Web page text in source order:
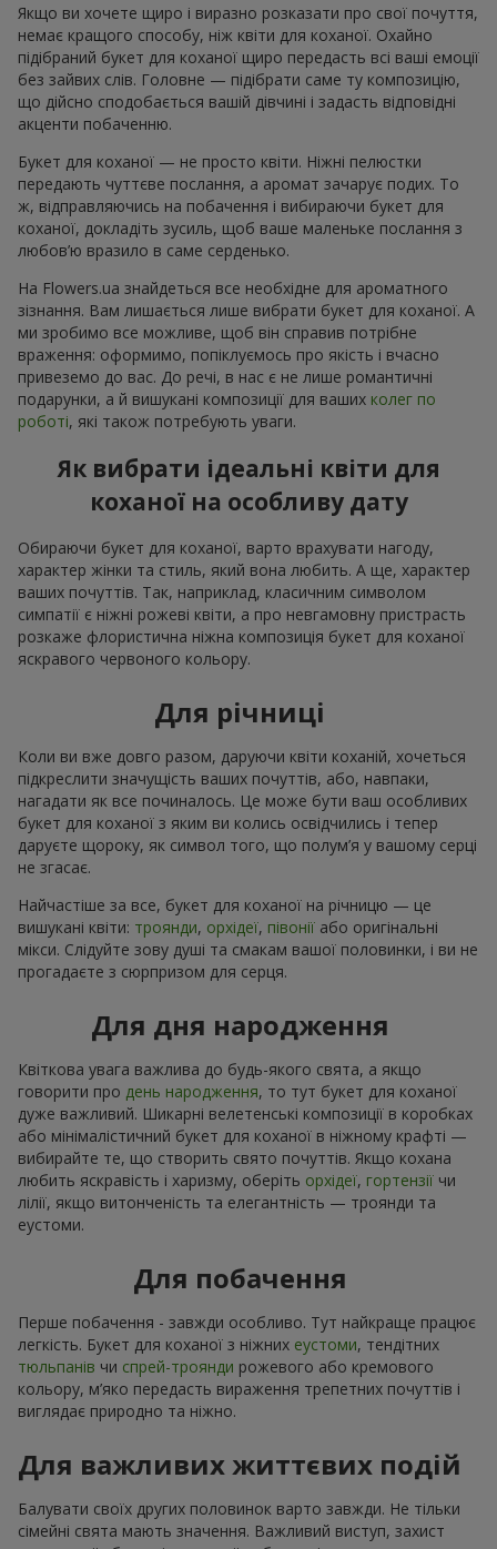
Якщо ви хочете щиро і виразно розказати про свої почуття,
немає кращого способу, ніж квіти для коханої. Охайно
підібраний букет для коханої щиро передасть всі ваші емоції
без зайвих слів. Головне — підібрати саме ту композицію,
що дійсно сподобається вашій дівчині і задасть відповідні
акценти побаченню.
Букет для коханої — не просто квіти. Ніжні пелюстки
передають чуттєве послання, а аромат зачарує подих. То
ж, відправляючись на побачення і вибираючи букет для
коханої, докладіть зусиль, щоб ваше маленьке послання з
любов’ю вразило в саме серденько.
На Flowers.ua знайдеться все необхідне для ароматного
зізнання. Вам лишається лише вибрати букет для коханої. А
ми зробимо все можливе, щоб він справив потрібне
враження: оформимо, попіклуємось про якість і вчасно
привеземо до вас. До речі, в нас є не лише романтичні
подарунки, а й вишукані композиції для ваших колег по
роботі, які також потребують уваги.
Як вибрати ідеальні квіти для
коханої на особливу дату
Обираючи букет для коханої, варто врахувати нагоду,
характер жінки та стиль, який вона любить. А ще, характер
ваших почуттів. Так, наприклад, класичним символом
симпатії є ніжні рожеві квіти, а про невгамовну пристрасть
розкаже флористична ніжна композиція букет для коханої
яскравого червоного кольору.
Для річниці
Коли ви вже довго разом, даруючи квіти коханій, хочеться
підкреслити значущість ваших почуттів, або, навпаки,
нагадати як все починалось. Це може бути ваш особливих
букет для коханої з яким ви колись освідчились і тепер
даруєте щороку, як символ того, що полум’я у вашому серці
не згасає.
Найчастіше за все, букет для коханої на річницю — це
вишукані квіти: троянди, орхідеї, півонії або оригінальні
мікси. Слідуйте зову душі та смакам вашої половинки, і ви не
прогадаєте з сюрпризом для серця.
Для дня народження
Квіткова увага важлива до будь-якого свята, а якщо
говорити про день народження, то тут букет для коханої
дуже важливий. Шикарні велетенські композиції в коробках
або мінімалістичний букет для коханої в ніжному крафті —
вибирайте те, що створить свято почуттів. Якщо кохана
любить яскравість і харизму, оберіть орхідеї, гортензії чи
лілії, якщо витонченість та елегантність — троянди та
еустоми.
Для побачення
Перше побачення - завжди особливо. Тут найкраще працює
легкість. Букет для коханої з ніжних еустоми, тендітних
тюльпанів чи спрей-троянди рожевого або кремового
кольору, м’яко передасть вираження трепетних почуттів і
виглядає природно та ніжно.
Для важливих життєвих подій
Балувати своїх других половинок варто завжди. Не тільки
сімейні свята мають значення. Важливий виступ, захист